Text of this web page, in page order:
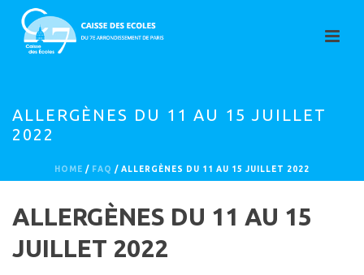
ALLERGÈNES DU 11 AU 15 JUILLET
2022
HOME / FAQ / ALLERGÈNES DU 11 AU 15 JUILLET 2022
ALLERGÈNES DU 11 AU 15
JUILLET 2022